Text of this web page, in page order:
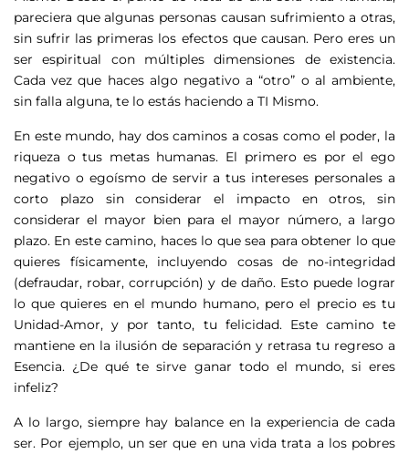
pareciera que algunas personas causan sufrimiento a otras,
sin sufrir las primeras los efectos que causan. Pero eres un
ser espiritual con múltiples dimensiones de existencia.
Cada vez que haces algo negativo a “otro” o al ambiente,
sin falla alguna, te lo estás haciendo a TI Mismo.
En este mundo, hay dos caminos a cosas como el poder, la
riqueza o tus metas humanas. El primero es por el ego
negativo o egoísmo de servir a tus intereses personales a
corto plazo sin considerar el impacto en otros, sin
considerar el mayor bien para el mayor número, a largo
plazo. En este camino, haces lo que sea para obtener lo que
quieres físicamente, incluyendo cosas de no-integridad
(defraudar, robar, corrupción) y de daño. Esto puede lograr
lo que quieres en el mundo humano, pero el precio es tu
Unidad-Amor, y por tanto, tu felicidad. Este camino te
mantiene en la ilusión de separación y retrasa tu regreso a
Esencia. ¿De qué te sirve ganar todo el mundo, si eres
infeliz?
A lo largo, siempre hay balance en la experiencia de cada
ser. Por ejemplo, un ser que en una vida trata a los pobres